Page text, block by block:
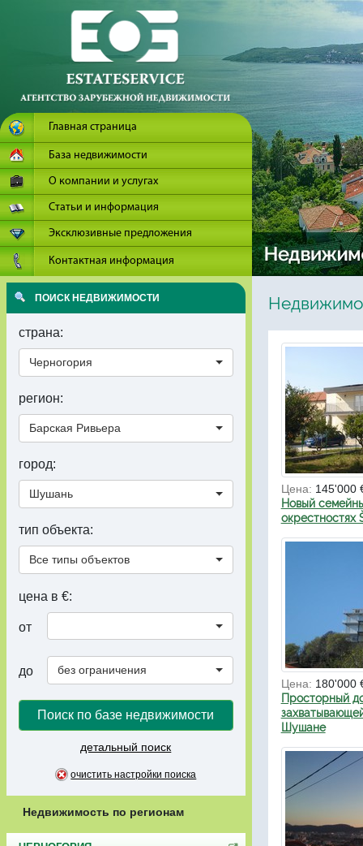
Главная страница
База недвижимости
О компании и услугах
Статьи и информация
Эксклюзивные предложения
Контактная информация
ПОИСК НЕДВИЖИМОСТИ
страна:
Черногория
регион:
Барская Ривьера
город:
Шушань
тип объекта:
Все типы объектов
цена в €:
от
до без ограничения
Поиск по базе недвижимости
детальный поиск
очистить настройки поиска
Недвижимость по регионам
Цена: 145'000
Новый
окрестностях
Цена: 180'000
Просторный
Шушане